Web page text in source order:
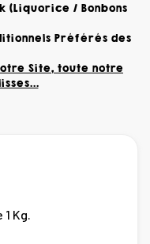
(Liquorice / Bonbons
Préférés des
Site, toute notre
Kg.